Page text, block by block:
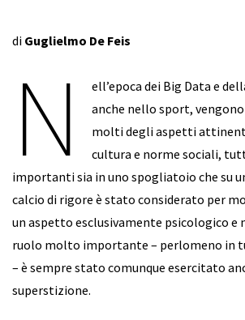
di Guglielmo De Feis
N
ell’epoca dei Big Data e
anche nello sport,
molti degli aspetti
cultura e norme sociali,
importanti sia in uno spogliatoio che su
calcio di rigore è stato considerato per
un aspetto esclusivamente psicologico e
ruolo molto importante – perlomeno in
– è sempre stato comunque esercitato
superstizione.